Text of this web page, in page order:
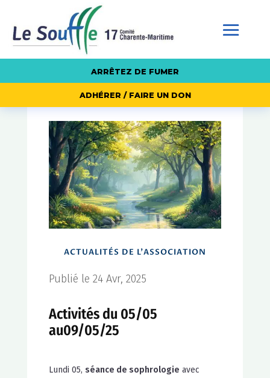
ARRÊTEZ DE FUMER
ADHÉRER / FAIRE UN DON
ACTUALITÉS DE L'ASSOCIATION
Publié le 24 Avr, 2025
Activités du 05/05
au09/05/25
Lundi 05, séance de sophrologie avec